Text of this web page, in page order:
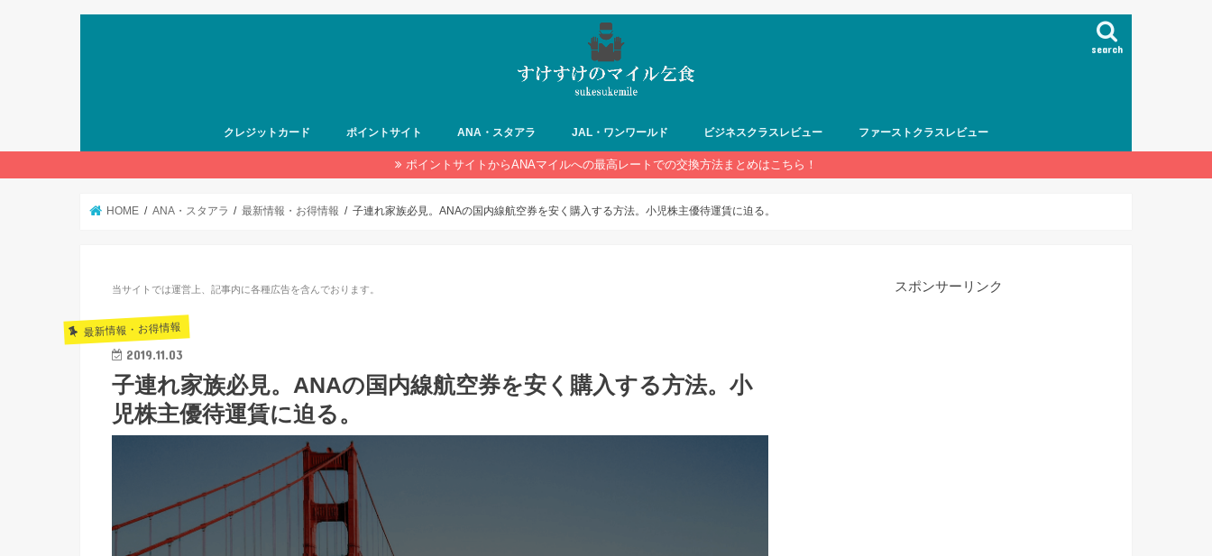
search
クレジットカード ポイントサイト ANA・スタアラ JAL・ワンワールド ビジネスクラスレビュー ファーストクラスレビュー
ポイントサイトからANAマイルへの最高レートでの交換方法まとめはこちら！
HOME ANA・スタアラ 最新情報・お得情報 子連れ家族必見。ANAの国内線航空券を安く購入する方法。小児株主優待運賃に迫る。
当サイトでは運営上、記事内に各種広告を含んでおります。
最新情報・お得情報
2019.11.03
子連れ家族必見。ANAの国内線航空券を安く購入する方法。小
児株主優待運賃に迫る。
スポンサーリンク